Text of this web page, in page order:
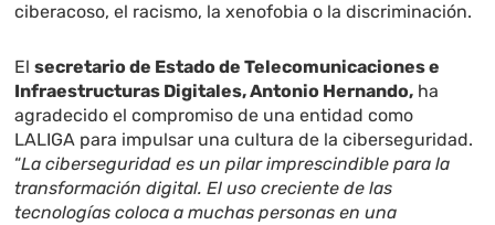
ciberacoso, el racismo, la xenofobia o la discriminación.
Elsecretario de Estado de Telecomunicaciones e
Infraestructuras Digitales, Antonio Hernando, ha
agradecido el compromiso de una entidad como
LALIGA para impulsar una cultura de la ciberseguridad.
“La ciberseguridad es un pilar imprescindible para la
transformación digital. El uso creciente de las
tecnologías coloca a muchas personas en una